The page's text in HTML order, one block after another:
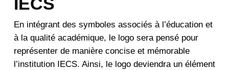
En intégrant des symboles associés à l’éducation et
à la qualité académique, le logo sera pensé pour
représenter de manière concise et mémorable
l’institution IECS. Ainsi, le logo deviendra un élément